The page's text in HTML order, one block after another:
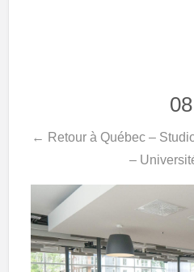
08
← Retour à Québec –
–